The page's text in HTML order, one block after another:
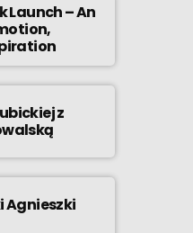
Launch – An
z
Agnieszki